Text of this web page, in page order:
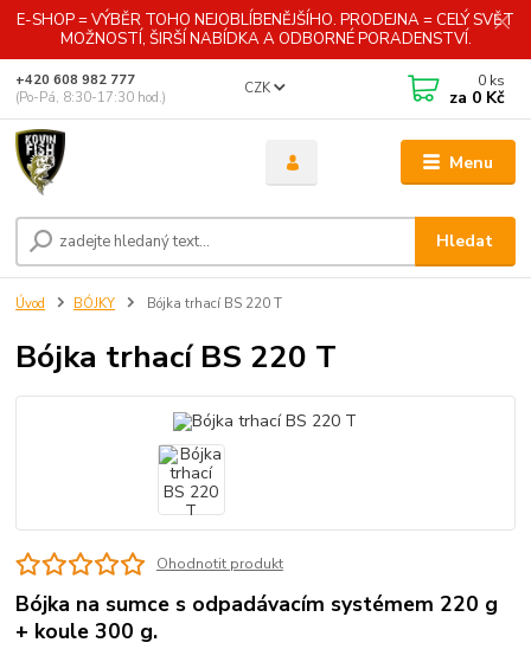
E-SHOP = VÝBĚR TOHO NEJOBLÍBENĚJŠÍHO. PRODEJNA = CELÝ SVĚT
MOŽNOSTÍ, ŠIRŠÍ NABÍDKA A ODBORNÉ PORADENSTVÍ.
Menu
CZK
Hledat
+420 608 982 777
(Po-Pá, 8:30-17:30 hod.)
0 ks
za 0 Kč
Úvod BÓJKY Bójka trhací BS 220 T
Bójka trhací BS 220 T
Ohodnotit produkt
Bójka na sumce s odpadávacím systémem 220 g
+ koule 300 g.